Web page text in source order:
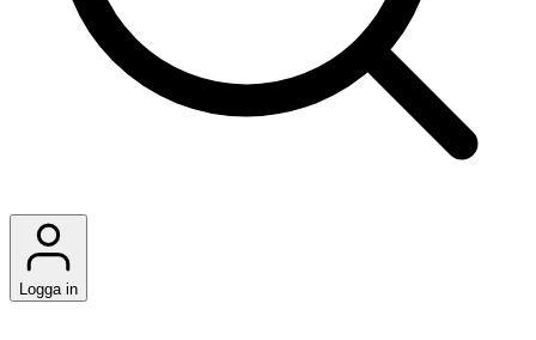
Logga in